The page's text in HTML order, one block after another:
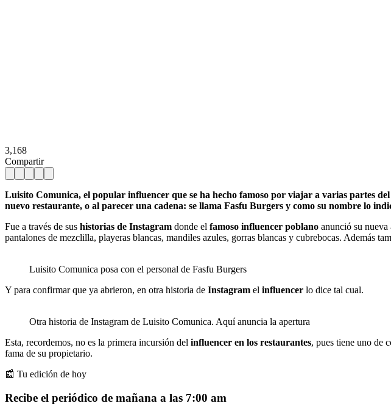
3,168
Compartir
Luisito Comunica, el popular influencer que se ha hecho famoso por viajar a varias partes
nuevo restaurante, o al parecer una cadena: se llama Fasfu Burgers y como su nombre lo
Fue a través de sus historias de Instagram donde el famoso influencer poblano anunció su nueva
pantalones de mezclilla, playeras blancas, mandiles azules, gorras blancas y cubrebocas. Además
Luisito Comunica posa con el personal de Fasfu Burgers
Y para confirmar que ya abrieron, en otra historia de Instagram el influencer lo dice tal cual.
Otra historia de Instagram de Luisito Comunica. Aquí anuncia la apertura
Esta, recordemos, no es la primera incursión del influencer en los restaurantes, pues tiene uno de
fama de su propietario.
📰 Tu edición de hoy
Recibe el periódico de mañana a las 7:00 am